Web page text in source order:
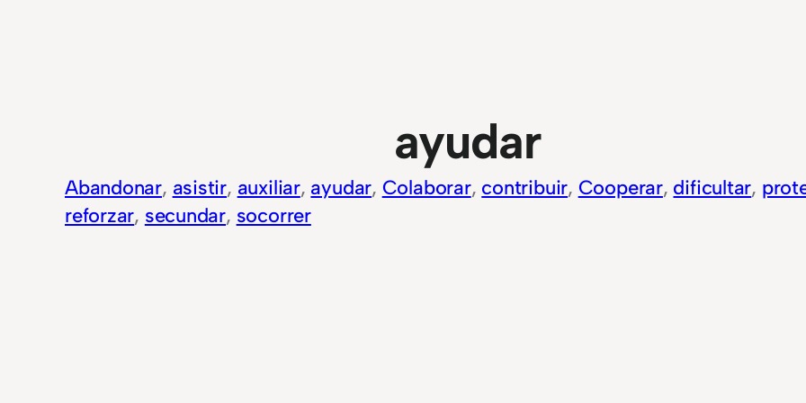
ayudar
Abandonar, asistir, auxiliar, ayudar, Colaborar, contribuir, Cooperar, dificultar,
reforzar, secundar, socorrer